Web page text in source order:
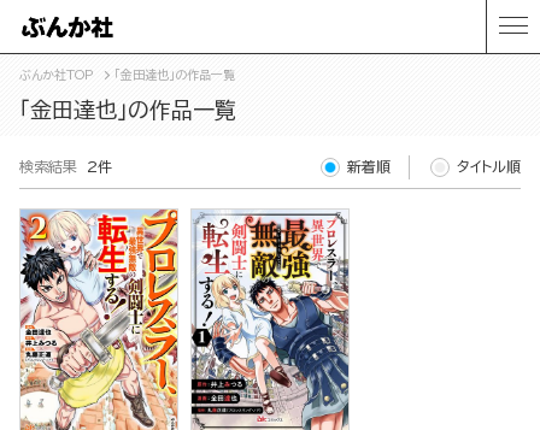
ぶんか社TOP 「金田達也」の作品一覧
「金田達也」の作品一覧
検索結果 2件 新着順 タイトル順